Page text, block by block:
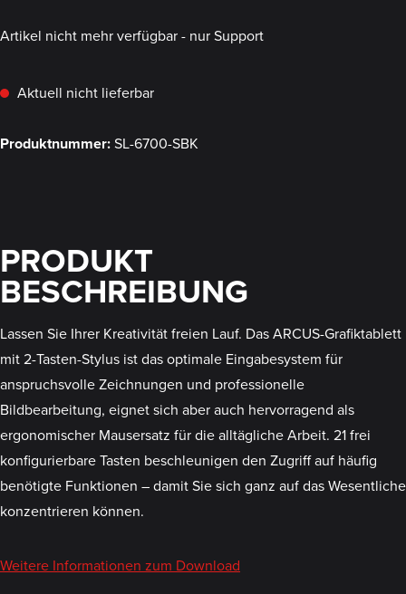
Artikel nicht mehr verfügbar - nur Support
Aktuell nicht lieferbar
Produktnummer:SL-6700-SBK
PRODUKT
BESCHREIBUNG
Lassen Sie Ihrer Kreativität freien Lauf. Das ARCUS-Grafiktablett
mit 2-Tasten-Stylus ist das optimale Eingabesystem für
anspruchsvolle Zeichnungen und professionelle
Bildbearbeitung, eignet sich aber auch hervorragend als
ergonomischer Mausersatz für die alltägliche Arbeit. 21 frei
konfigurierbare Tasten beschleunigen den Zugriff auf häufig
benötigte Funktionen – damit Sie sich ganz auf das Wesentliche
konzentrieren können.
Weitere Informationen zum Download